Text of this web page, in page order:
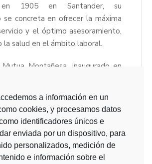
en 1905 en Santander, su
se concreta en ofrecer la máxima
y el óptimo asesoramiento,
la salud en el ámbito laboral.
Montañesa, inaugurado en
contando para ello con
tecnológico de vanguardia y
Anualmente, realizan
quirúrgicas en sus
metros de instalaciones.
a información en un
cookies, y procesamos datos
identificadores únicos e
enviada por un dispositivo, para
personalizados, medición de
e información sobre el